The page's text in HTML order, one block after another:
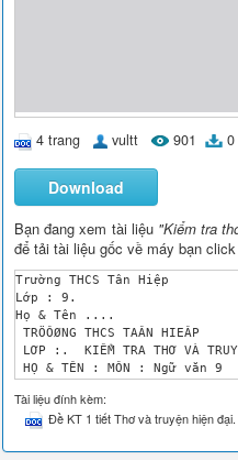
4 trang vultt 901 0
Download
Bạn đang xem tài liệu "Kiểm tra
để tải tài liệu gốc về máy bạn
Trường THCS Tân Hiệp
Lớp : 9.
Họ & Tên ....
TRÖÔØNG THCS TAÂN HIEÂP	 Ngày ... tháng 12 năm 2011 Mã phách
LƠP :.	 KIỂM TRA THƠ VÀ TRUYỆN HIỆN ĐẠI
HỌ & TÊN : MÔN : Ngữ văn 9
THỜI GIAN 45 PHÚT
Điểm 	 Lời Phê GK1 GK2
Phần trắc nghiệm : ( 3 điểm
Tài liệu đính kèm:
Đề KT 1 tiết Thơ và truyện hiện